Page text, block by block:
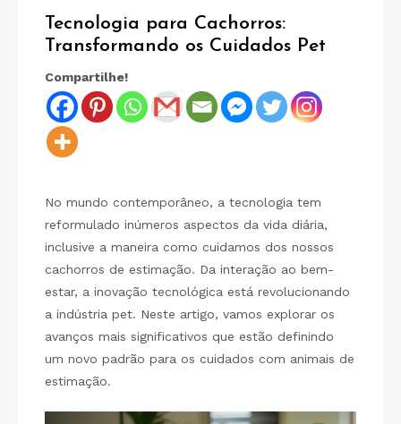
Tecnologia para Cachorros:
Transformando os Cuidados Pet
Compartilhe!
No mundo contemporâneo, a tecnologia tem
reformulado inúmeros aspectos da vida diária,
inclusive a maneira como cuidamos dos nossos
cachorros de estimação. Da interação ao bem-
estar, a inovação tecnológica está revolucionando
a indústria pet. Neste artigo, vamos explorar os
avanços mais significativos que estão definindo
um novo padrão para os cuidados com animais de
estimação.